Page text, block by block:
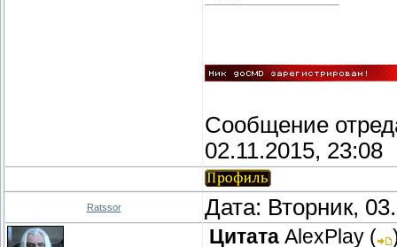
Сообщение
02.11.2015, 23:08
Ratssor Дата: Вторник,
Цитата AlexPlay (